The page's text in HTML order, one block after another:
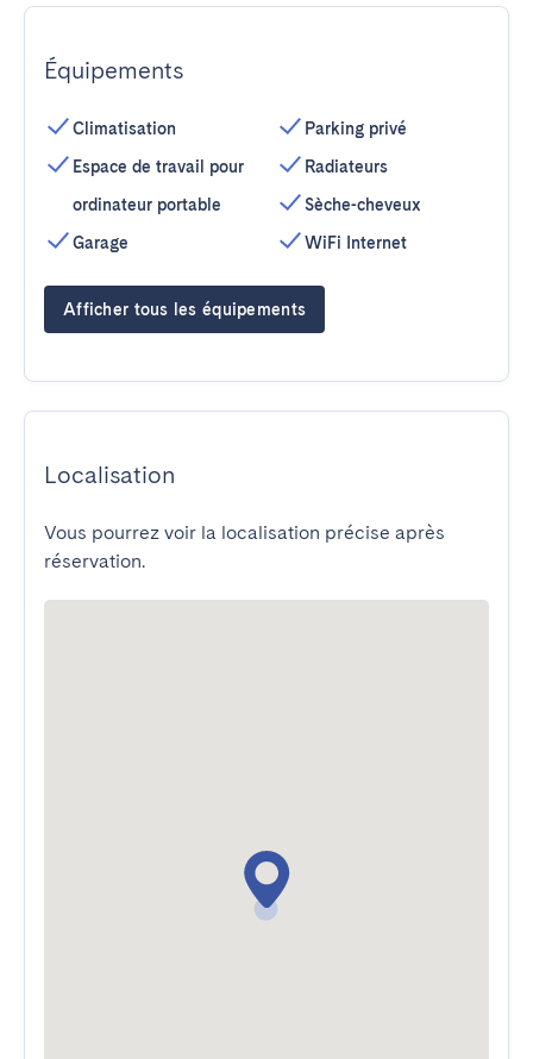
Équipements
Climatisation
Espace de travail pour
ordinateur portable
Garage
Parking privé
Radiateurs
Sèche-cheveux
WiFi Internet
Afficher tous les équipements
Localisation
Vous pourrez voir la localisation précise après
réservation.